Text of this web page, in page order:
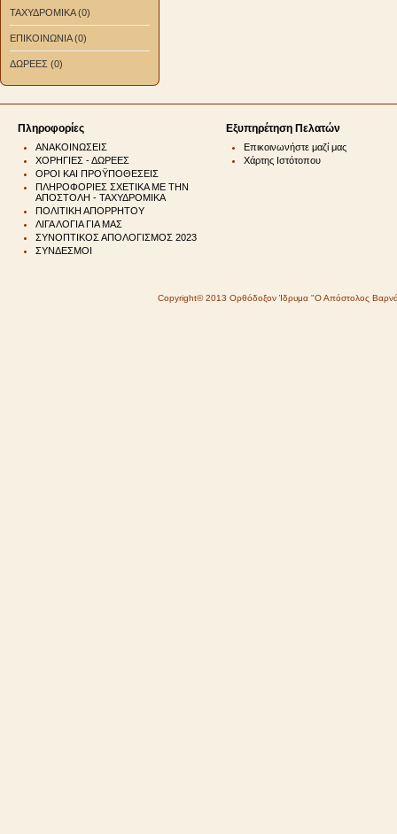
ΤΑΧΥΔΡΟΜΙΚΑ (0)
ΕΠΙΚΟΙΝΩΝΙΑ (0)
ΔΩΡΕΕΣ (0)
Πληροφορίες
ΑΝΑΚΟΙΝΩΣΕΙΣ
ΧΟΡΗΓΙΕΣ - ΔΩΡΕΕΣ
ΟΡΟΙ ΚΑΙ ΠΡΟΫΠΟΘΕΣΕΙΣ
ΠΛΗΡΟΦΟΡΙΕΣ ΣΧΕΤΙΚΑ ΜΕ ΤΗΝ
ΑΠΟΣΤΟΛΗ - ΤΑΧΥΔΡΟΜΙΚΑ
ΠΟΛΙΤΙΚΗ ΑΠΟΡΡΗΤΟΥ
ΛΙΓΑ ΛΟΓΙΑ ΓΙΑ ΜΑΣ
ΣΥΝΟΠΤΙΚΟΣ ΑΠΟΛΟΓΙΣΜΟΣ 2023
ΣΥΝΔΕΣΜΟΙ
Εξυπηρέτηση Πελατών
Επικοινωνήστε μαζί μας
Χάρτης Ιστότοπου
Copyright© 2013 Ορθόδοξον Ίδρυμα "Ο Απόστολος